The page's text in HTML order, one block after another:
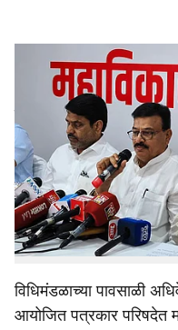
r
e
Maha Vikas Aghadi demands
Maharashtra Farmers
परिस्थिती, लांबलेल्या
अडचणी लक्षात घेता
मागणी शिवसेना (उद्धव
यांनी केली. सरकारने
शेतकऱ्यांना विविध अटी-
असल्याचा आरोपही त्यांनी
विधिमंडळाच्या पावसाळी
आयोजित पत्रकार परिषदेत